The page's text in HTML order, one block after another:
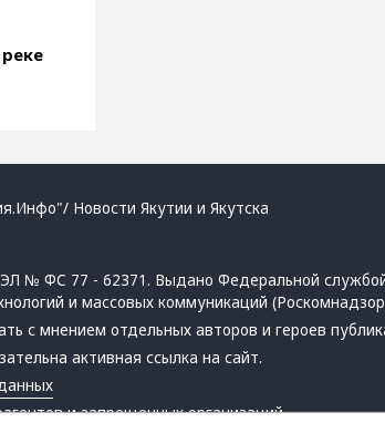
Новости Якутии и Якутска
№ ФС 77 - 62371. Выдано Федеральной
и массовых коммуникаций
с мнением отдельных авторов и героев
активная ссылка на сайт.
изапрещенных организаций